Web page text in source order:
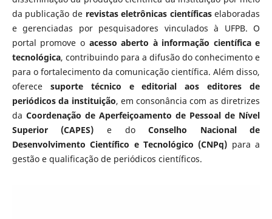
da publicação de revistas eletrônicas científicaselaboradas
e gerenciadas por pesquisadores vinculados à UFPB. O
portal promove o acesso aberto à informação científica e
tecnológica, contribuindo para a difusão do conhecimento e
para o fortalecimento da comunicação científica. Além disso,
oferece suporte técnico e editorial aos editores de
periódicos da instituição, em consonância com as diretrizes
da Coordenação de Aperfeiçoamento de Pessoal de Nível
Superior (CAPES) e doConselho Nacional de
Desenvolvimento Científico e Tecnológico (CNPq) para a
gestão e qualificação de periódicos científicos.